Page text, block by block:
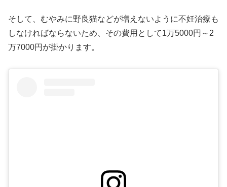
そして、むやみに野良猫などが増えないように不妊治療も
しなければならないため、その費用として1万5000円～2
万7000円が掛かります。